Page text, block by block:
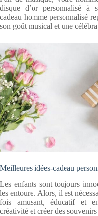
disque d’or personnalisé à
cadeau homme personnalisé
son goût musical et une
Meilleures idées-cadeau
Les enfants sont toujours
les entoure. Alors, il est
fois amusant, éducatif et
créativité et créer des